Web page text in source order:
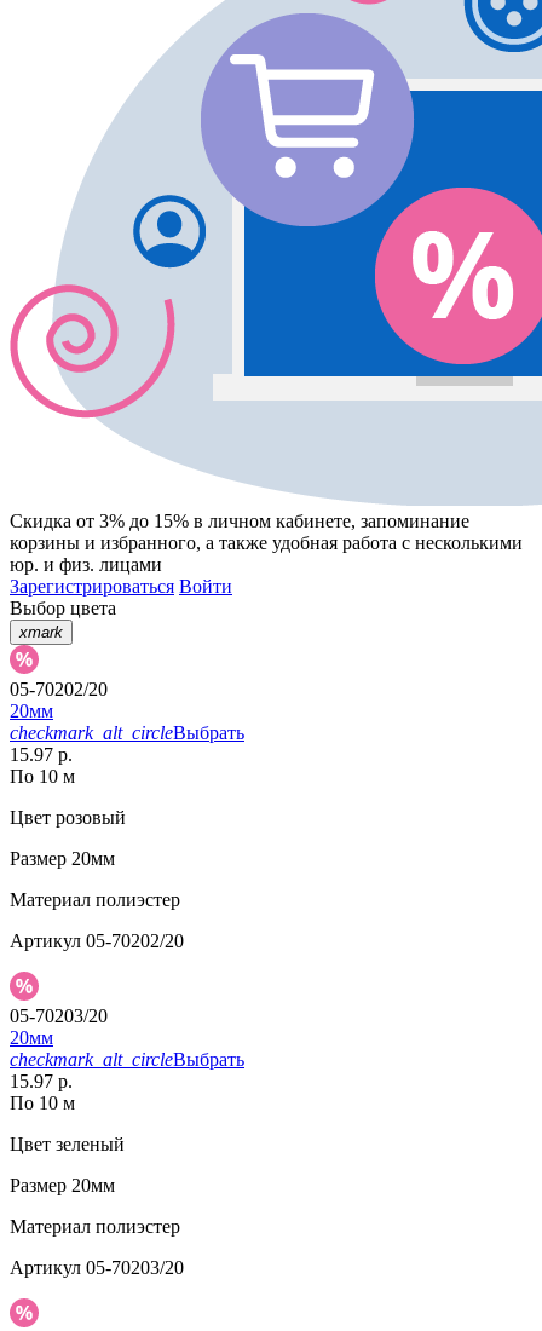
Скидка от 3% до 15% в личном кабинете, запоминание
корзины и избранного, а также удобная работа с несколькими
юр. и физ. лицами
Зарегистрироваться Войти
Выбор цвета
xmark
05-70202/20
20мм
checkmark_alt_circleВыбрать
15.97 р.
По 10 м
Цвет розовый
Размер 20мм
Материал полиэстер
Артикул 05-70202/20
05-70203/20
20мм
checkmark_alt_circleВыбрать
15.97 р.
По 10 м
Цвет зеленый
Размер 20мм
Материал полиэстер
Артикул 05-70203/20